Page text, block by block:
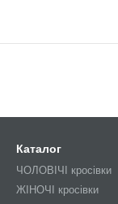
Каталог
ЧОЛОВІЧІ кросівки
ЖІНОЧІ кросівки